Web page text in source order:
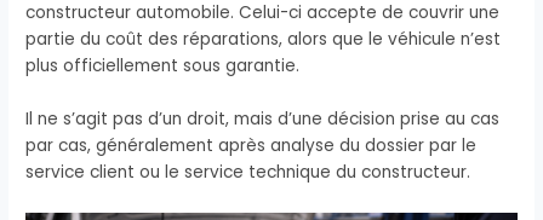
constructeur automobile. Celui-ci accepte de couvrir une
partie du coût des réparations, alors que le véhicule n’est
plus officiellement sous garantie.
Il ne s’agit pas d’un droit, mais d’une décision prise au cas
par cas, généralement après analyse du dossier par le
service client ou le service technique du constructeur.